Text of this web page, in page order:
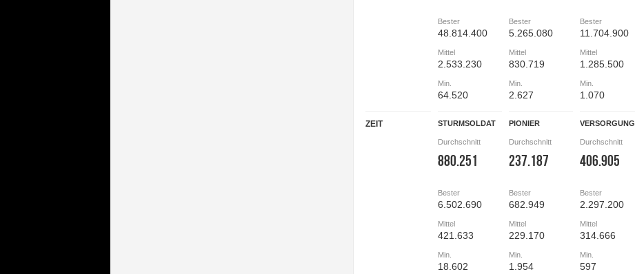
Bester
48.814.400
Mittel
2.533.230
Min.
64.520
Bester
5.265.080
Mittel
830.719
Min.
2.627
Bester
11.704.900
Mittel
1.285.500
Min.
1.070
ZEIT STURMSOLDAT
Durchschnitt
880.251
Bester
6.502.690
Mittel
421.633
Min.
18.602
PIONIER
Durchschnitt
237.187
Bester
682.949
Mittel
229.170
Min.
1.954
VERSORGUNG
Durchschnitt
406.905
Bester
2.297.200
Mittel
314.666
Min.
597